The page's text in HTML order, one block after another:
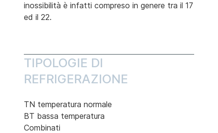
inossibilità è infatti compreso in genere tra il 17
ed il 22.
TIPOLOGIE DI
REFRIGERAZIONE
TN temperatura normale
BT bassa temperatura
Combinati